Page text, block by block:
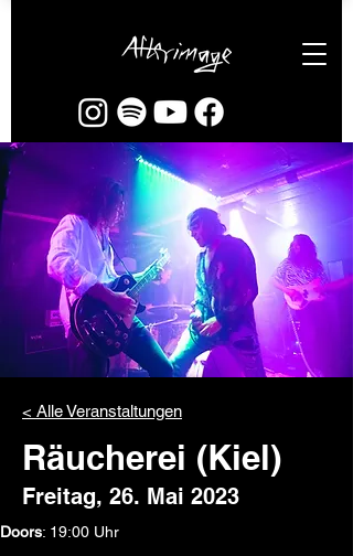
< Alle Veranstaltungen
Räucherei (Kiel)
Freitag, 26. Mai 2023
Doors: 19:00 Uhr